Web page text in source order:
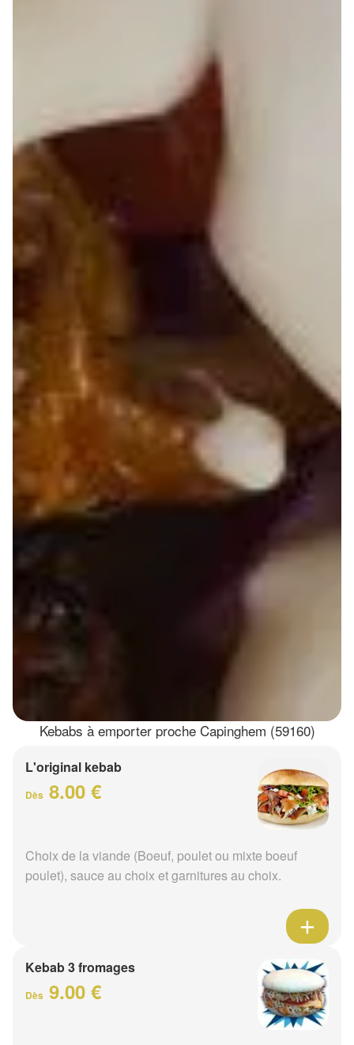
Kebabs à emporter proche Capinghem (59160)
L'original kebab
Dès 8.00 €
Choix de la viande (Boeuf, poulet ou mixte boeuf
poulet), sauce au choix et garnitures au choix.
Kebab 3 fromages
Dès 9.00 €